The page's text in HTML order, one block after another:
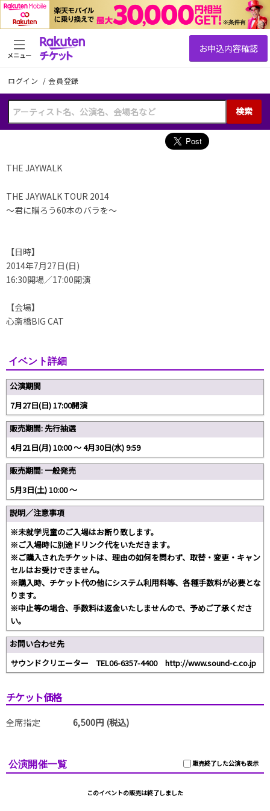
ログイン /会員登録
検索
メニュー
THE JAYWALK
THE JAYWALK TOUR 2014
～君に贈ろう60本のバラを～
【日時】
2014年7月27日(日)
16:30開場／17:00開演
【会場】
心斎橋BIG CAT
イベント詳細
公演期間
7月27日(日) 17:00開演
販売期間: 先行抽選
4月21日(月) 10:00 〜 4月30日(水) 9:59
販売期間: 一般発売
5月3日(土) 10:00 ～
説明／注意事項
※未就学児童のご入場はお断り致します。
※ご入場時に別途ドリンク代をいただきます｡
※ご購入されたチケットは、理由の如何を問わず、取替・変更・キャン
セルはお受けできません。
※購入時、チケット代の他にシステム利用料等、各種手数料が必要とな
ります。
※中止等の場合、手数料は返金いたしませんので、予めご了承くださ
い。
お問い合わせ先
サウンドクリエーター TEL06-6357-4400 http://www.sound-c.co.jp
チケット価格
全席指定 6,500円 (税込)
販売終了した公演も表示
公演開催一覧
このイベントの販売は終了しました